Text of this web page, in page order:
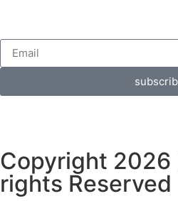
Copyright 2026
rights Reserved